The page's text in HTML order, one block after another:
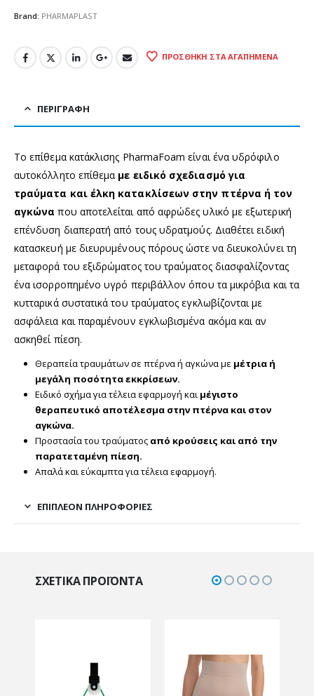
Brand: PHARMAPLAST
ΠΡΟΣΘΉΚΗ ΣΤΑ ΑΓΑΠΗΜΈΝΑ
ΠΕΡΙΓΡΑΦΉ
Το επίθεμα κατάκλισης PharmaFoam είναι ένα υδρόφιλο
αυτοκόλλητο επίθεμα με ειδικό σχεδιασμό για
τραύματα και έλκη κατακλίσεων στην πτέρνα ή τον
αγκώνα που αποτελείται από αφρώδες υλικό με εξωτερική
επένδυση διαπερατή από τους υδρατμούς. Διαθέτει ειδική
κατασκευή με διευρυμένους πόρους ώστε να διευκολύνει τη
μεταφορά του εξιδρώματος του τραύματος διασφαλίζοντας
ένα ισορροπημένο υγρό περιβάλλον όπου τα μικρόβια και τα
κυτταρικά συστατικά του τραύματος εγκλωβίζονται με
ασφάλεια και παραμένουν εγκλωβισμένα ακόμα και αν
ασκηθεί πίεση.
Θεραπεία τραυμάτων σε πτέρνα ή αγκώνα με μέτρια ή
μεγάλη ποσότητα εκκρίσεων.
Ειδικό σχήμα για τέλεια εφαρμογή και μέγιστο
θεραπευτικό αποτέλεσμα στην πτέρνα και στον
αγκώνα.
Προστασία του τραύματος από κρούσεις και από την
παρατεταμένη πίεση.
Απαλά και εύκαμπτα για τέλεια εφαρμογή.
ΕΠΙΠΛΈΟΝ ΠΛΗΡΟΦΟΡΊΕΣ
ΣΧΕΤΙΚΆ ΠΡΟΪΌΝΤΑ